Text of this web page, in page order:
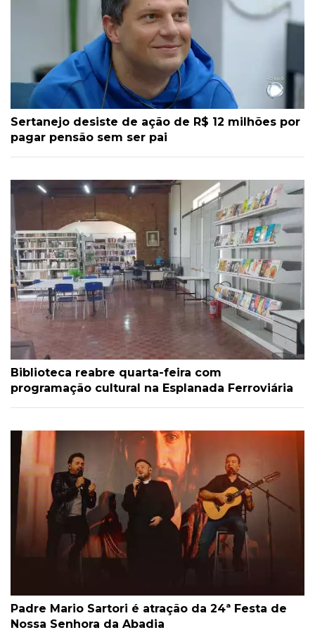
Sertanejo desiste de ação de R$ 12 milhões por
pagar pensão sem ser pai
Biblioteca reabre quarta-feira com
programação cultural na Esplanada Ferroviária
Padre Mario Sartori é atração da 24ª Festa de
Nossa Senhora da Abadia